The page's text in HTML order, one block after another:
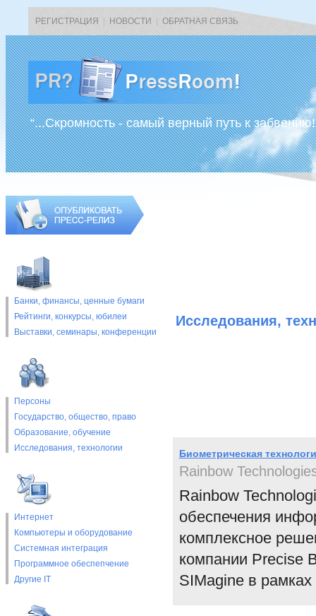
РЕГИСТРАЦИЯ НОВОСТИ ОБРАТНАЯ СВЯЗЬ
“...Скромность - самый верный путь к
Банки, финансы, ценные бумаги
Рейтинги, конкурсы, юбилеи
Выставки, cеминары, конференции
Персоны
Государство, общество, право
Образование, обучение
Исследования, технологии
Интернет
Компьютеры и оборудование
Системная интеграция
Программное обеспепчение
Другие IT
Исследования,
Биометрическая
Rainbow
Rainbow
обеспечения
комплексное
компании Precise
SIMagine в